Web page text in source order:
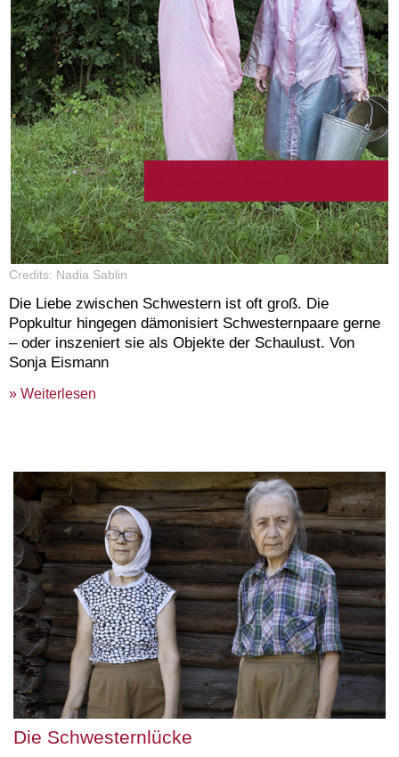
Credits: Nadia Sablin
Die Liebe zwischen Schwestern ist oft groß. Die
Popkultur hingegen dämonisiert Schwesternpaare gerne
– oder inszeniert sie als Objekte der Schaulust. Von
Sonja Eismann
» Weiterlesen
Die Schwesternlücke